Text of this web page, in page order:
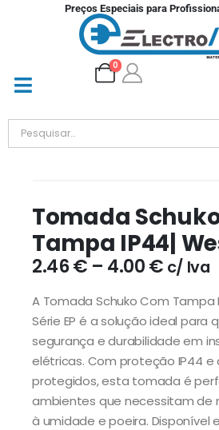
Preços Especiais para
0
Tomada
Tampa IP44|
2.46€ – 4.00€ c/ Iva
A Tomada Schuko Com Tampa
Série EP é a solução ideal para
segurança e durabilidade em
elétricas. Com proteção IP44 e
protegidos, esta tomada é
ambientes que necessitam de
à umidade e poeira. Disponível